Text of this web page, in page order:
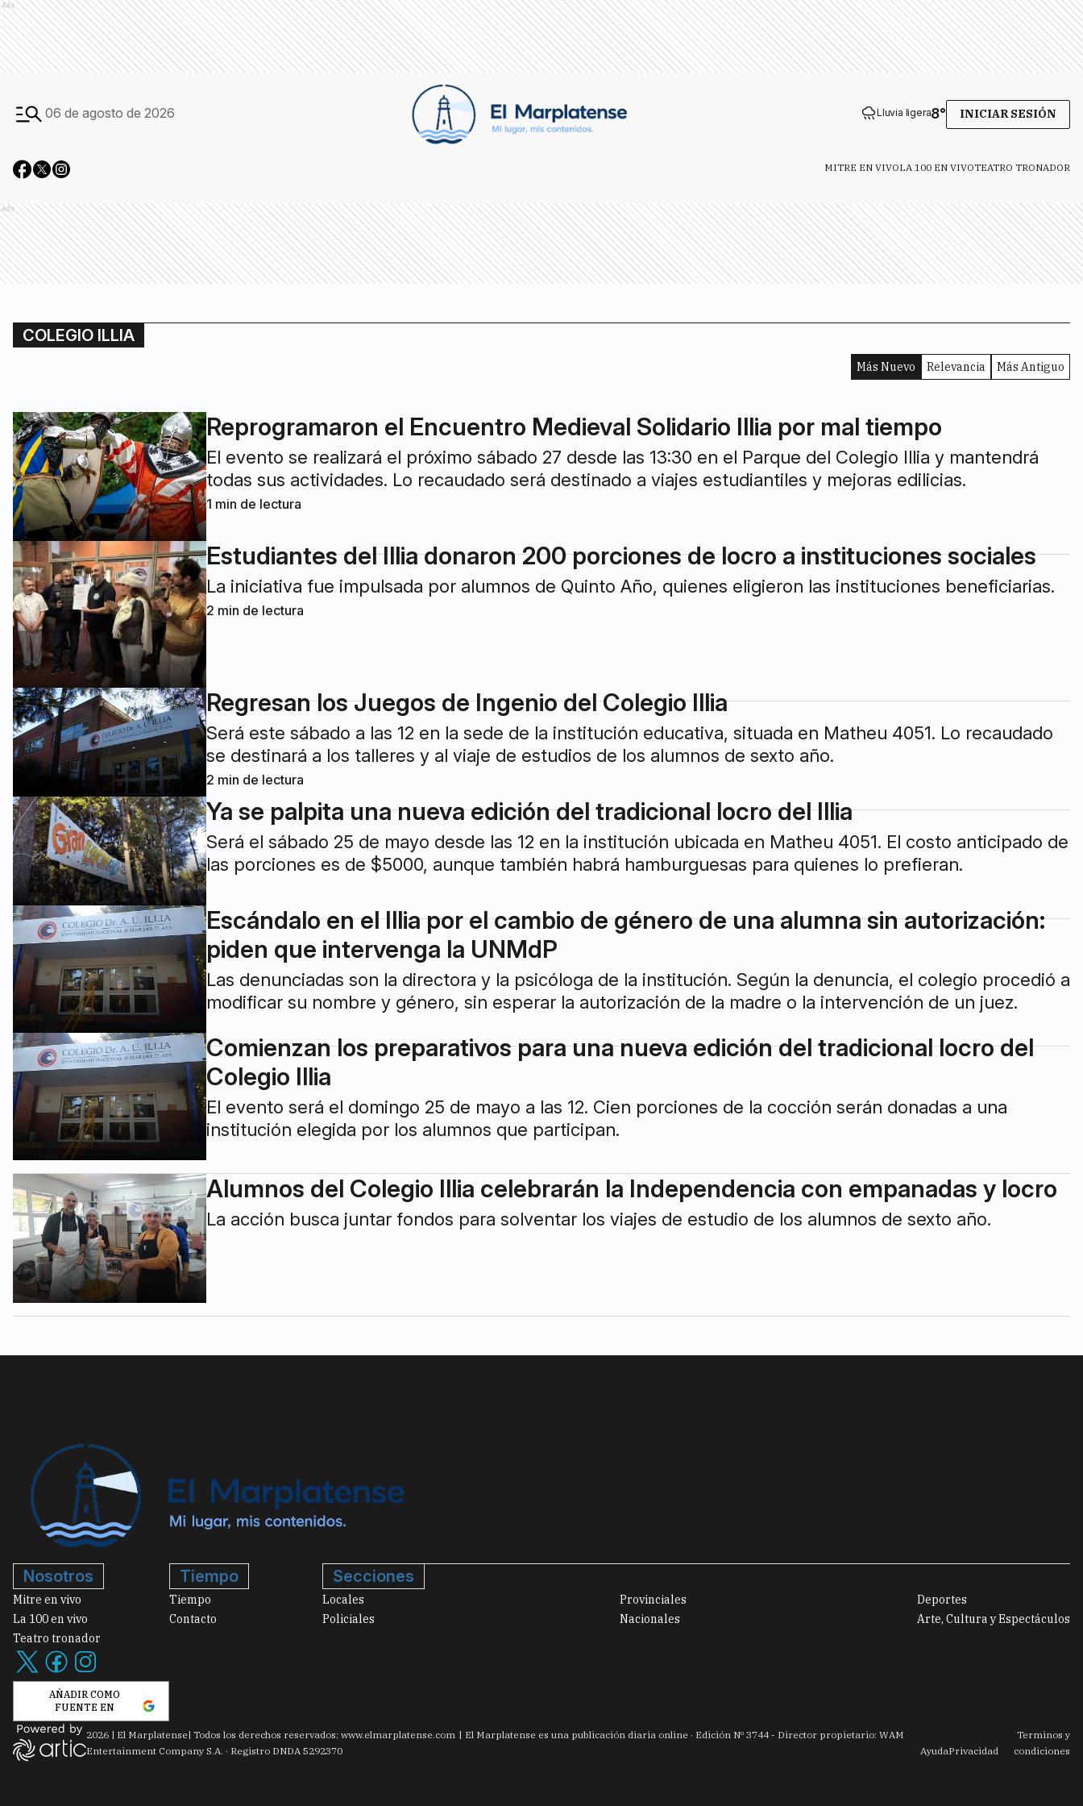
Ads
06 de agosto de 2026 Lluvia ligera8° INICIAR SESIÓN
MITRE EN VIVOLA 100 EN VIVOTEATRO TRONADOR
Ads
COLEGIO ILLIA
Más Nuevo Relevancia Más Antiguo
Reprogramaron el Encuentro Medieval Solidario Illia por mal tiempo
El evento se realizará el próximo sábado 27 desde las 13:30 en el Parque del Colegio Illia y mantendrá
todas sus actividades. Lo recaudado será destinado a viajes estudiantiles y mejoras edilicias.
1 min de lectura
Estudiantes del Illia donaron 200 porciones de locro a instituciones sociales
La iniciativa fue impulsada por alumnos de Quinto Año, quienes eligieron las instituciones beneficiarias.
2 min de lectura
Regresan los Juegos de Ingenio del Colegio Illia
Será este sábado a las 12 en la sede de la institución educativa, situada en Matheu 4051. Lo recaudado
se destinará a los talleres y al viaje de estudios de los alumnos de sexto año.
2 min de lectura
Ya se palpita una nueva edición del tradicional locro del Illia
Será el sábado 25 de mayo desde las 12 en la institución ubicada en Matheu 4051. El costo anticipado de
las porciones es de $5000, aunque también habrá hamburguesas para quienes lo prefieran.
Escándalo en el Illia por el cambio de género de una alumna sin autorización:
piden que intervenga la UNMdP
Las denunciadas son la directora y la psicóloga de la institución. Según la denuncia, el colegio procedió a
modificar su nombre y género, sin esperar la autorización de la madre o la intervención de un juez.
Comienzan los preparativos para una nueva edición del tradicional locro del
Colegio Illia
El evento será el domingo 25 de mayo a las 12. Cien porciones de la cocción serán donadas a una
institución elegida por los alumnos que participan.
Alumnos del Colegio Illia celebrarán la Independencia con empanadas y locro
La acción busca juntar fondos para solventar los viajes de estudio de los alumnos de sexto año.
Nosotros
Mitre en vivo
La 100 en vivo
Teatro tronador
AÑADIR COMO
FUENTE EN
Tiempo
Tiempo
Contacto
Secciones
Locales
Policiales
Provinciales
Nacionales
Deportes
Arte, Cultura y Espectáculos
2026 | El Marplatense| Todos los derechos reservados: www.elmarplatense.com El Marplatense es una publicación diaria online · Edición Nº 3744- Director propietario: WAM
Entertainment Company S.A. · Registro DNDA 5292370
AyudaPrivacidad
Terminos y
condiciones